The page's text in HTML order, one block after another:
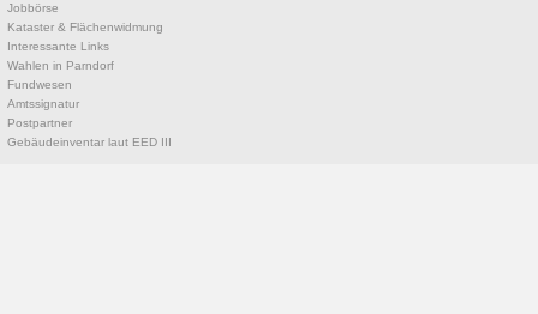
Jobbörse
Kataster & Flächenwidmung
Interessante Links
Wahlen in Parndorf
Fundwesen
Amtssignatur
Postpartner
Gebäudeinventar laut EED III